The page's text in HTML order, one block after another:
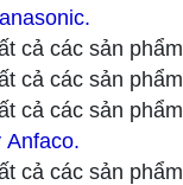
cả các sản phẩm
cả các sản phẩm
cả các sản phẩm
Anfaco.
cả các sản phẩm